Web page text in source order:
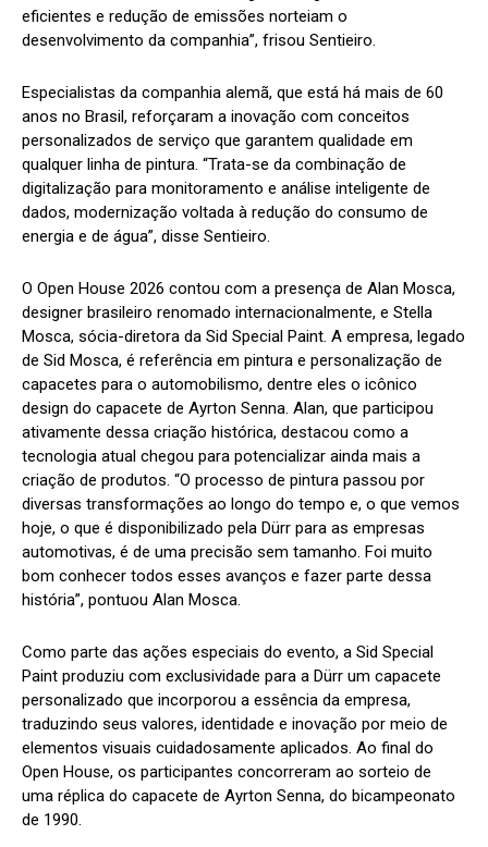
eficientes e redução de emissões norteiam o
desenvolvimento da companhia”, frisou Sentieiro.
Especialistas da companhia alemã, que está há mais de 60
anos no Brasil, reforçaram a inovação com conceitos
personalizados de serviço que garantem qualidade em
qualquer linha de pintura. “Trata-se da combinação de
digitalização para monitoramento e análise inteligente de
dados, modernização voltada à redução do consumo de
energia e de água”, disse Sentieiro.
O Open House 2026 contou com a presença de Alan Mosca,
designer brasileiro renomado internacionalmente, e Stella
Mosca, sócia-diretora da Sid Special Paint. A empresa, legado
de Sid Mosca, é referência em pintura e personalização de
capacetes para o automobilismo, dentre eles o icônico
design do capacete de Ayrton Senna. Alan, que participou
ativamente dessa criação histórica, destacou como a
tecnologia atual chegou para potencializar ainda mais a
criação de produtos. “O processo de pintura passou por
diversas transformações ao longo do tempo e, o que vemos
hoje, o que é disponibilizado pela Dürr para as empresas
automotivas, é de uma precisão sem tamanho. Foi muito
bom conhecer todos esses avanços e fazer parte dessa
história”, pontuou Alan Mosca.
Como parte das ações especiais do evento, a Sid Special
Paint produziu com exclusividade para a Dürr um capacete
personalizado que incorporou a essência da empresa,
traduzindo seus valores, identidade e inovação por meio de
elementos visuais cuidadosamente aplicados. Ao final do
Open House, os participantes concorreram ao sorteio de
uma réplica do capacete de Ayrton Senna, do bicampeonato
de 1990.